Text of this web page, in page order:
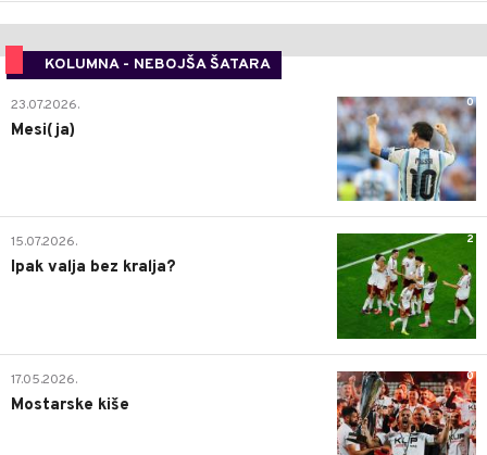
KOLUMNA - NEBOJŠA ŠATARA
0
23.07.2026.
Mesi(ja)
2
15.07.2026.
Ipak valja bez kralja?
0
17.05.2026.
Mostarske kiše